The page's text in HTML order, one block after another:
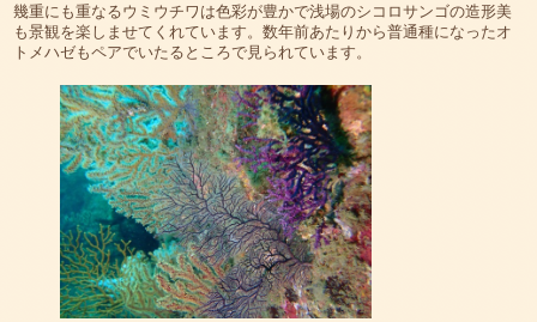
幾重にも重なるウミウチワは色彩が豊かで浅場のシコロサンゴの造形美
も景観を楽しませてくれています。数年前あたりから普通種になったオ
トメハゼもペアでいたるところで見られています。